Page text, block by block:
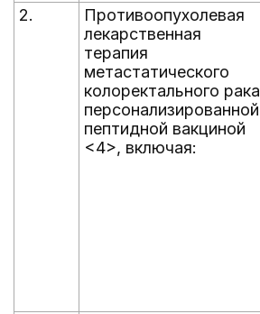
2.
Противоопухолевая
лекарственная
терапия
метастатического
колоректального рака
персонализированной
пептидной вакциной
<4>, включая: